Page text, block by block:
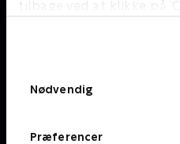
tilbage ved at klikke på
Nødvendig
Præferencer